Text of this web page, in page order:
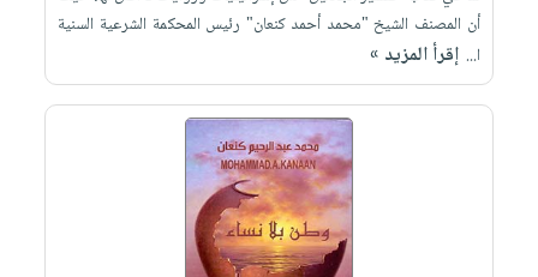
أن المصنف الشيخ "محمد أحمد كنعان" رئيس المحكمة الشرعية السنية
ا... إقرأ المزيد »